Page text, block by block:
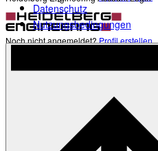
Noch nicht angemeldet?Profil erstellen
Darstellung
Produkte
Academy
Datenschutz
Nutzungsbedingungen